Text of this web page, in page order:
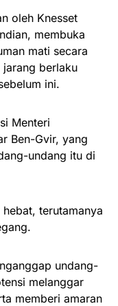
oleh Knesset
membuka
mati secara
berlaku
ini.
Menteri
Ben-Gvir, yang
undang itu di
terutamanya
undang-
melanggar
memberi amaran